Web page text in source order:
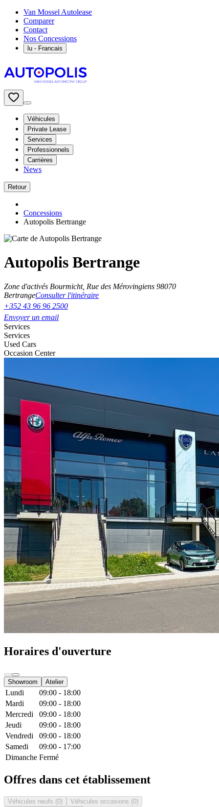
Van Mossel Autolease
Comparer
Contact
Nos Concessions
lu - Francais
Véhicules
Private Lease
Services
Professionnels
Carrières
News
Retour
Concessions
Autopolis Bertrange
Autopolis Bertrange
Zone d'activés Bourmicht, Rue des Mérovingiens 98070
BertrangeConsulter l'itinéraire
+352 43 96 96 2500
Envoyer un email
Services
Services
Used Cars
Occasion Center
Horaires d'ouverture
Showroom Atelier
Lundi
09:00 - 18:00
Mardi
09:00 - 18:00
Mercredi
09:00 - 18:00
Jeudi
09:00 - 18:00
Vendredi
09:00 - 18:00
Samedi
09:00 - 17:00
Dimanche Fermé
Offres dans cet établissement
Véhicules neufs (0)
Véhicules occasions (0)